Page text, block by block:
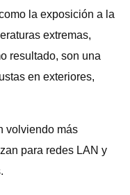
la exposición a la
extremas,
resultado, son una
en exteriores,
volviendo más
para redes LAN y